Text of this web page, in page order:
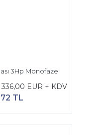
3Hp Monofaze
336,00 EUR + KDV
TL